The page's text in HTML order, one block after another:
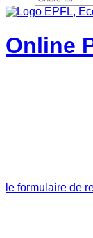
Online
le formulaire de